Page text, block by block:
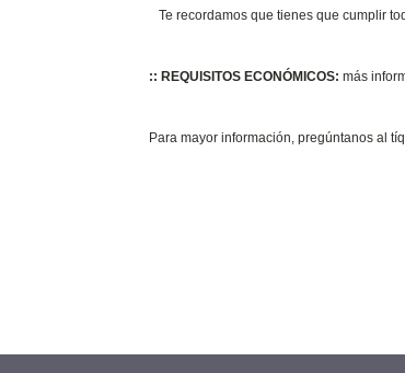
Te recordamos que tienes que cumplir
:: REQUISITOS ECONÓMICOS: más
Para mayor información, pregúntanos al